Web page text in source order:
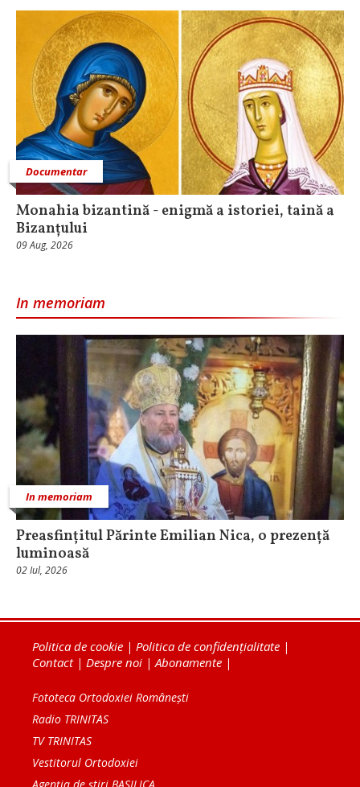
Documentar
Monahia bizantină - enigmă a istoriei, taină a
Bizanțului
09 Aug, 2026
In memoriam
In memoriam
Preasfințitul Părinte Emilian Nica, o prezență
luminoasă
02 Iul, 2026
Politica de cookie | Politica de confidențialitate |
Contact| Despre noi | Abonamente |
Fototeca Ortodoxiei Românești
Radio TRINITAS
TV TRINITAS
Vestitorul Ortodoxiei